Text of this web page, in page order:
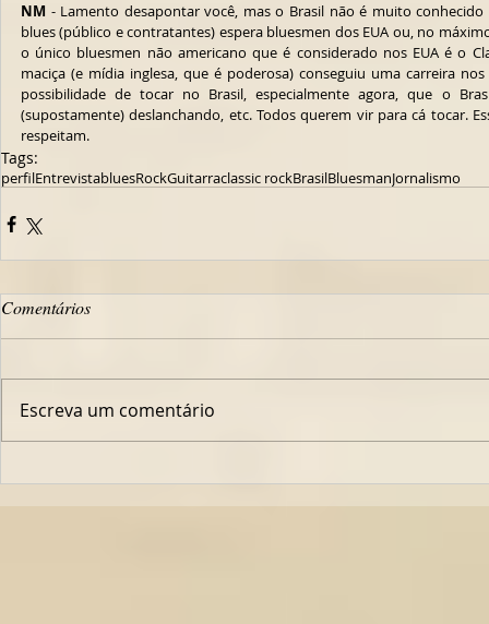
NM - Lamento desapontar você, mas o Brasil não é muito
blues (público e contratantes) espera bluesmen dos EUA ou, no
o único bluesmen não americano que é considerado nos EUA é o
maciça (e mídia inglesa, que é poderosa) conseguiu uma carreira
possibilidade de tocar no Brasil, especialmente agora, que o
(supostamente) deslanchando, etc. Todos querem vir para cá tocar.
respeitam.
Tags:
perfilEntrevistabluesRockGuitarraclassic rockBrasilBluesmanJornalismo
Comentários
Escreva um comentário